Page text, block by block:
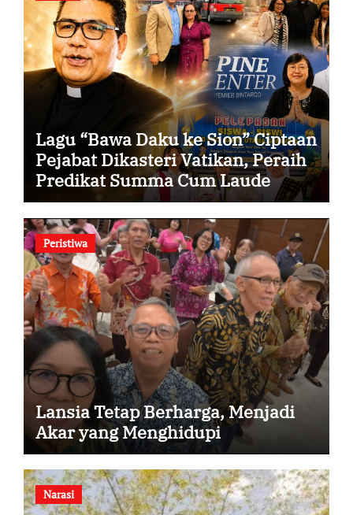
Lagu “Bawa Daku ke Sion” Ciptaan
Pejabat Dikasteri Vatikan, Peraih
Predikat Summa Cum Laude
Peristiwa
Lansia Tetap Berharga, Menjadi
Akar yang Menghidupi
Narasi